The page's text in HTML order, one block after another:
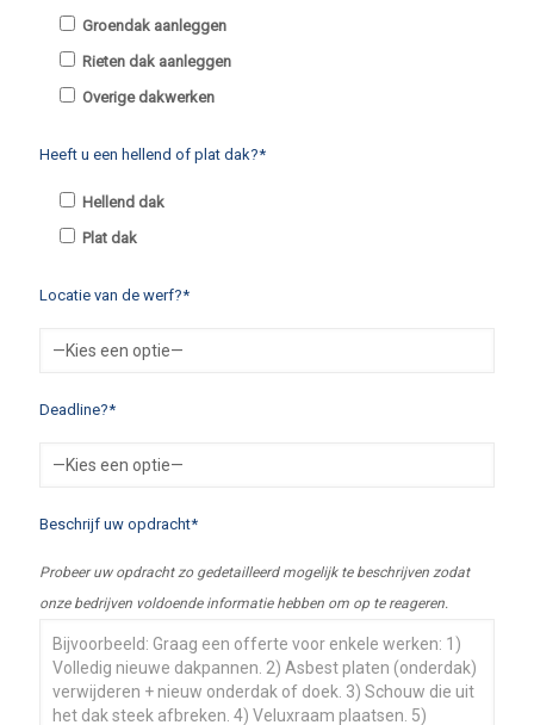
Groendak aanleggen
Rieten dak aanleggen
Overige dakwerken
Heeft u een hellend of plat dak?*
Hellend dak
Plat dak
Locatie van de werf?*
Deadline?*
Beschrijf uw opdracht*
Probeer uw opdracht zo gedetailleerd mogelijk te beschrijven zodat
onze bedrijven voldoende informatie hebben om op te reageren.